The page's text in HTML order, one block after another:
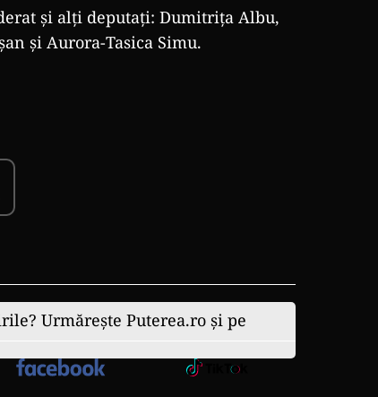
și alți deputați: Dumitrița Albu,
și Aurora-Tasica Simu.
Urmărește Puterea.ro și pe